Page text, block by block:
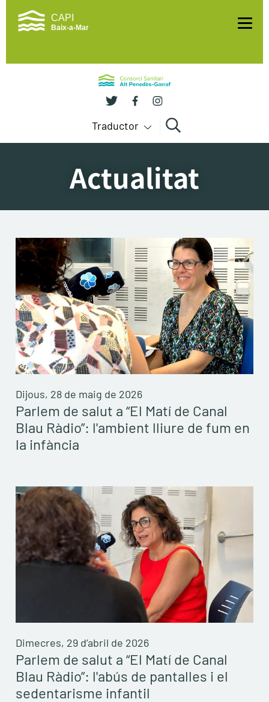
Traductor Cercar
Actualitat
Dijous, 28 de maig de 2026
Parlem de salut a “El Matí de Canal
Blau Ràdio”: l'ambient lliure de fum en
la infància
Dimecres, 29 d’abril de 2026
Parlem de salut a “El Matí de Canal
Blau Ràdio”: l'abús de pantalles i el
sedentarisme infantil